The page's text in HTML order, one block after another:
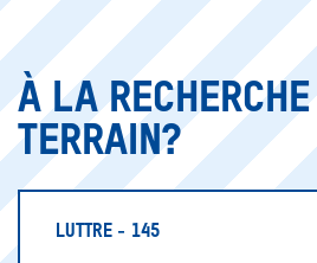
À LA RECHERCHE
TERRAIN?
LUTTRE - 145